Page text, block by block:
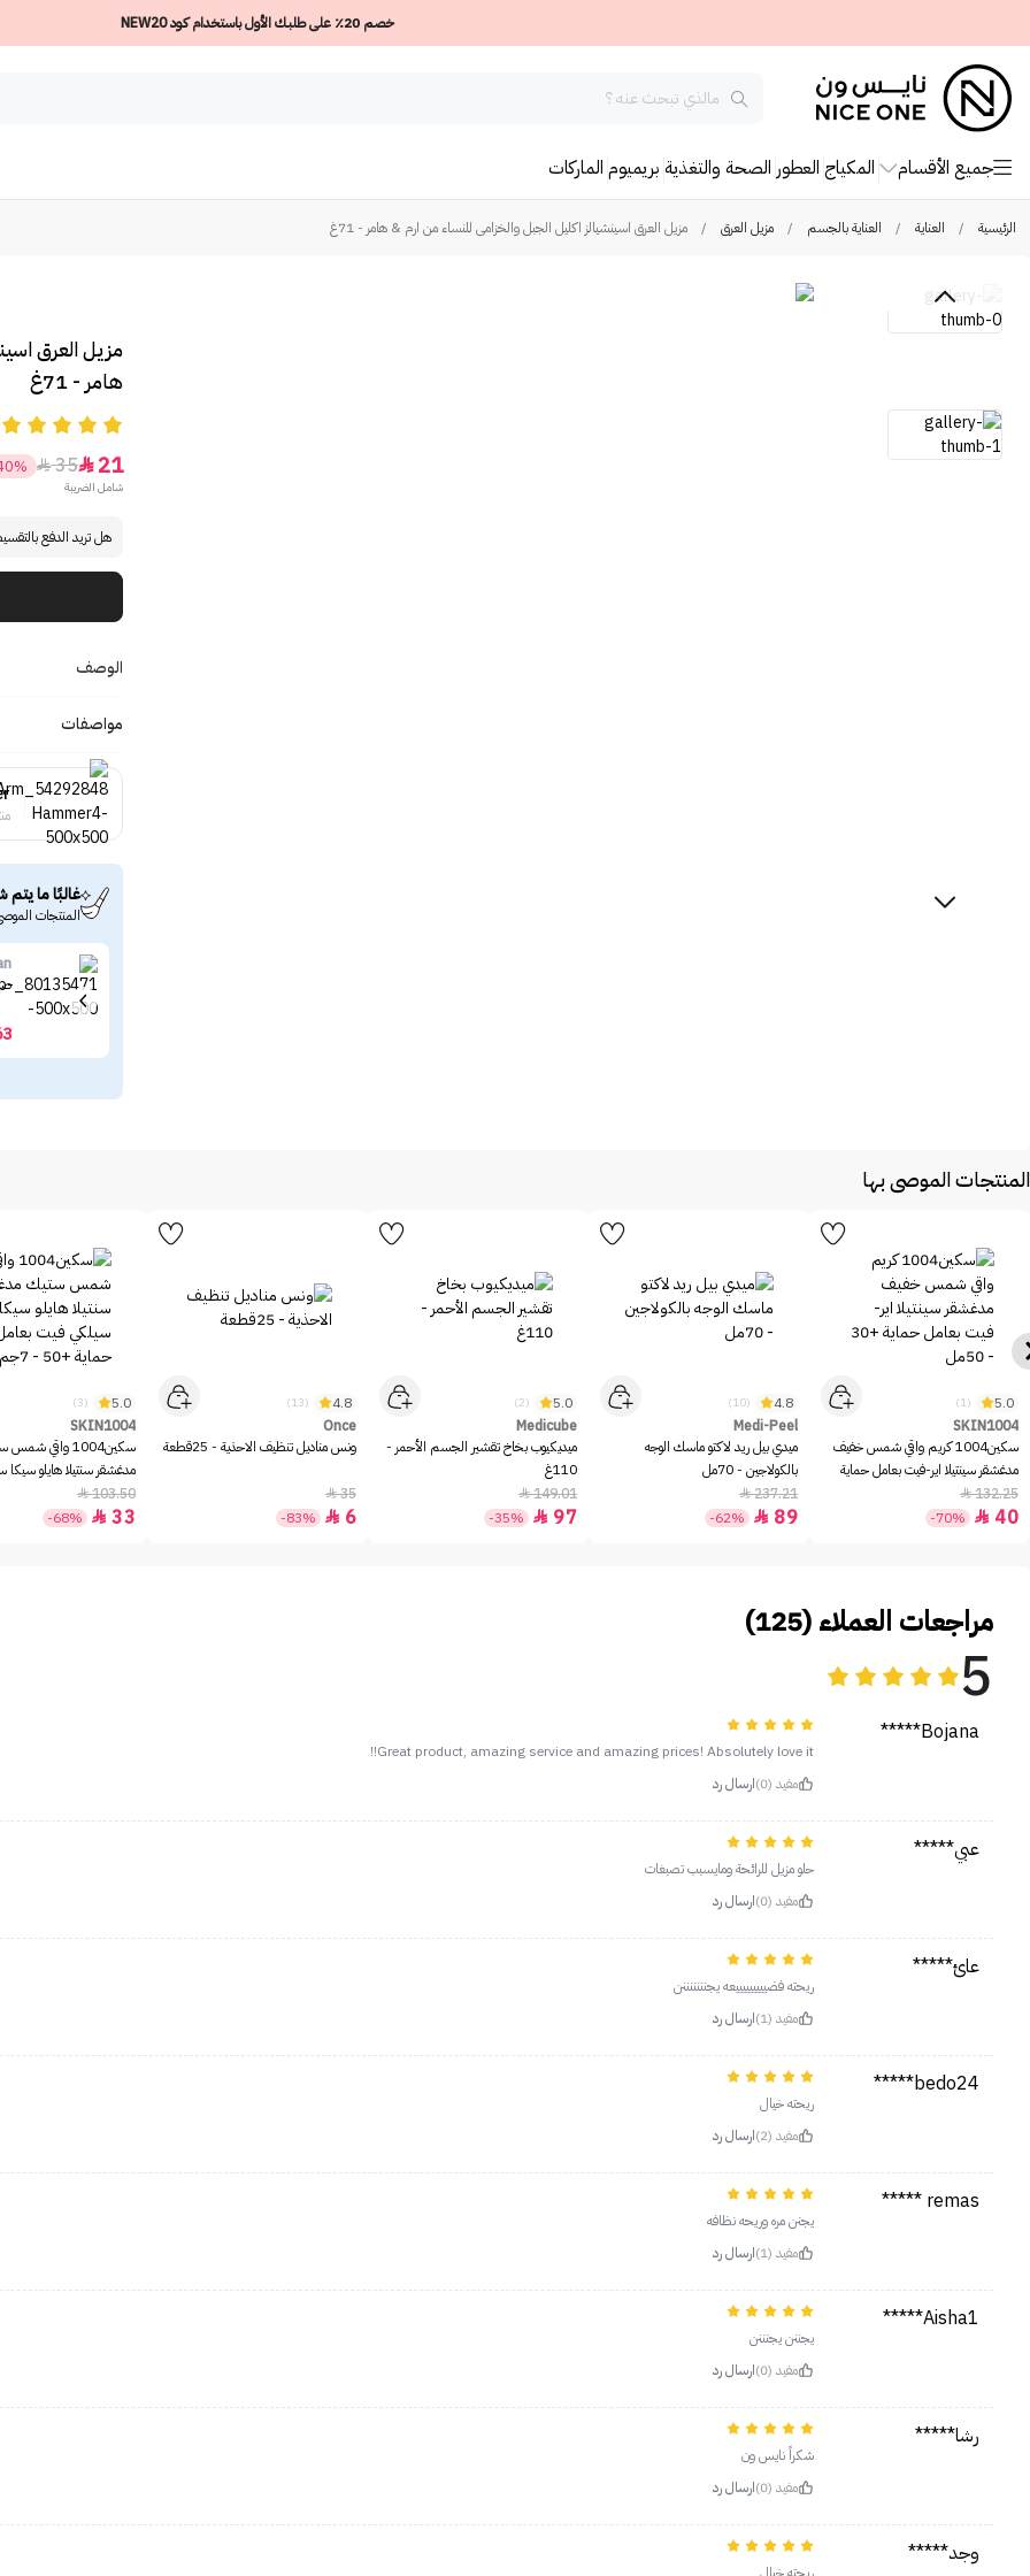
خصم 20٪ على طلبك الأول باستخدام كود NEW20
جميع الأقسام المكياج العطور الصحة والتغذية بريميوم الماركات
الرئيسية / العناية / العناية بالجسم / مزيل العرق / مزيل العرق اسينشيالز اكليل الجبل والخزامى للنساء من ارم & هامر - 71غ
مزيل العرق
هامر - 71غ
21

35

شامل الضريبة
هل تريد الدفع
الوصف
مواصفات
غالبًا ما يتم
المنتجات
المنتجات الموصى بها
5.0
(1)
SKIN1004
سكين1004 كريم واقي شمس خفيف
مدغشقر سينتيلا اير-فيت بعامل حماية
+30 - 50مل
132.25

40

-70%
4.8
(10)
Medi-Peel
ميدي بيل ريد لاكتو ماسك الوجه
بالكولاجين - 70مل
237.21

89

-62%
5.0
(2)
Medicube
ميديكيوب بخاخ تقشير الجسم الأحمر -
110غ
149.01

97

-35%
4.8
(13)
Once
ونس مناديل تنظيف الاحذية - 25قطعة
35

6

-83%
5.0
(3)
SKIN1004
سكين1004 واقي
مدغشقر سنتيلا هايلو
بعامل حماية +50 - 7جم
103.50

33

-68%
مراجعات العملاء (125)
5
Bojana*****
Great product, amazing service and amazing prices! Absolutely love it!!
مفيد (0)
ارسال رد
عبي*****
حلو مزيل للرائحة ومايسبب تصبغات
مفيد (0)
ارسال رد
عائ*****
ريحته فضيييييييييعه يجنننننننن
مفيد (1)
ارسال رد
bedo24*****
ريحته خيال
مفيد (2)
ارسال رد
remas *****
يجنن مره وريحه نظافه
مفيد (1)
ارسال رد
Aisha1*****
يجننن يجنننن
مفيد (0)
ارسال رد
رشا*****
شكراً نايس ون
مفيد (0)
ارسال رد
وجد*****